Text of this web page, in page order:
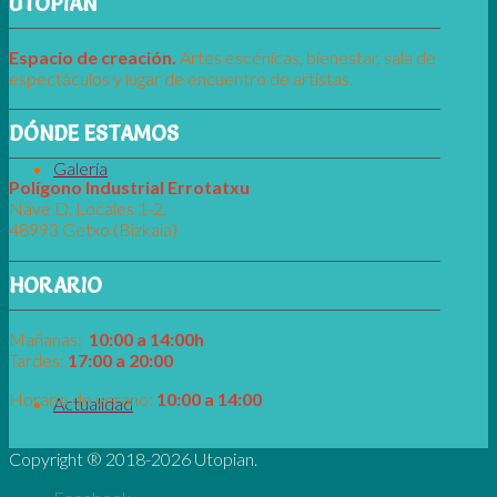
Galería
Actualidad
Espacio de creación. Artes escénicas, bienestar, sala de
espectáculos y lugar de encuentro de artistas.
DÓNDE ESTAMOS
Polígono Industrial Errotatxu
Nave D, Locales 1-2,
48993 Getxo (Bizkaia)
HORARIO
Mañanas: 10:00 a 14:00h
Tardes: 17:00 a 20:00
Horario de verano: 10:00 a 14:00
Copyright ® 2018-2026 Utopian.